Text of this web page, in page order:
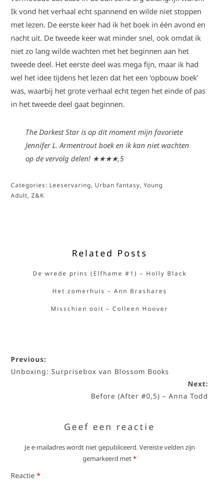
Ik vond het verhaal echt spannend en wilde niet stoppen
met lezen. De eerste keer had ik het boek in één avond en
nacht uit. De tweede keer wat minder snel, ook omdat ik
niet zo lang wilde wachten met het beginnen aan het
tweede deel. Het eerste deel was mega fijn, maar ik had
wel het idee tijdens het lezen dat het een ‘opbouw boek’
was, waarbij het grote verhaal echt tegen het einde of pas
in het tweede deel gaat beginnen.
The Darkest Star is op dit moment mijn favoriete
Jennifer L. Armentrout boek en ik kan niet wachten
op de vervolg delen! ★★★★,5
Categories: Leeservaring, Urban fantasy,Young
Adult,Z&K
Related Posts
De wrede prins (Elfhame #1) – Holly Black
Het zomerhuis – Ann Brashares
Misschien ooit – Colleen Hoover
Previous:
Unboxing: Surprisebox van Blossom Books
Next:
Before (After #0,5) – Anna Todd
Geef een reactie
Je e-mailadres wordt niet gepubliceerd.Vereiste velden zijn
gemarkeerd met*
Reactie*